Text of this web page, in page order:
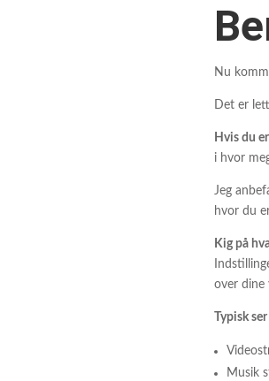
Nu
Det er
Hvis du
i hvor
Jeg
hvor du
Kig på
over dine
Typisk
Musik